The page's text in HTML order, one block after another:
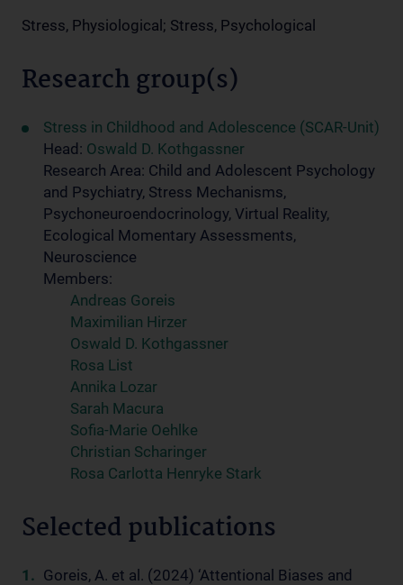
Stress, Physiological; Stress, Psychological
Research group(s)
Stress in Childhood and Adolescence (SCAR-Unit)
Head: Oswald D. Kothgassner
Research Area: Child and Adolescent Psychology
and Psychiatry, Stress Mechanisms,
Psychoneuroendocrinology, Virtual Reality,
Ecological Momentary Assessments,
Neuroscience
Members:
Andreas Goreis
Maximilian Hirzer
Oswald D. Kothgassner
Rosa List
Annika Lozar
Sarah Macura
Sofia-Marie Oehlke
Christian Scharinger
Rosa Carlotta Henryke Stark
Selected publications
Goreis, A. et al. (2024) ‘Attentional Biases and